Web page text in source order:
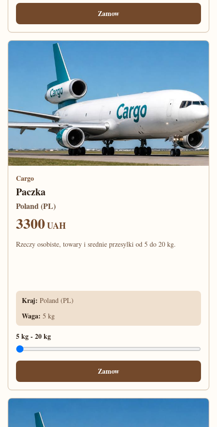
Zamow
Cargo
Paczka
Poland (PL)
3300UAH
Rzeczy osobiste, towary i srednie przesylki od 5 do 20 kg.
Kraj: Poland (PL)
Waga: 5 kg
5 kg- 20 kg
Zamow